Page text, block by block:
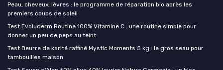
Peau, cheveux, lèvres : le programme de réparation bio après les
premiers coups de soleil
Test Evoluderm Routine 100% Vitamine C : une routine simple pour
donner un peu de peps au teint
Test Beurre de karité raffiné Mystic Moments 5 kg : le gros seau pour
tambouilles maison